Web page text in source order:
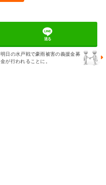
送る
明日の水戸戦で豪雨被害の義援金募
金が行われることに。